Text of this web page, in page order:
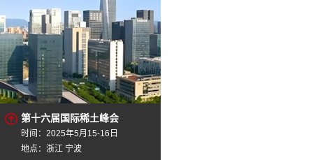
第十六届国际稀土峰会
时间：2025年5月15-16日
地点：浙江 宁波